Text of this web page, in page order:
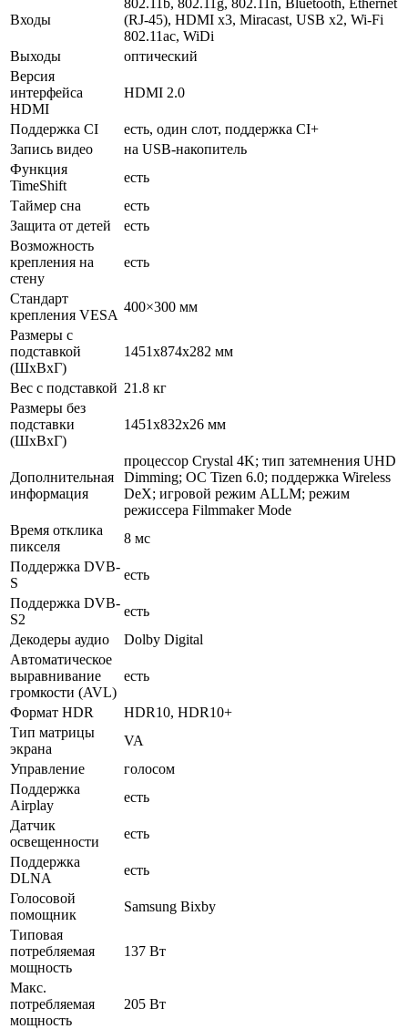
Входы
(RJ-45), HDMI x3, Miracast, USB x2, Wi-Fi
802.11ac, WiDi
Выходы
оптический
Версия
интерфейса
HDMI
HDMI 2.0
Поддержка CI
есть, один слот, поддержка CI+
Запись видео
на USB-накопитель
Функция
TimeShift
есть
Таймер сна
есть
Защита от детей
есть
Возможность
крепления на
стену
есть
Стандарт
крепления VESA
400×300 мм
Размеры с
подставкой
(ШxВxГ)
1451x874x282 мм
Вес с подставкой 21.8 кг
Размеры без
подставки
(ШxВxГ)
1451x832x26 мм
Дополнительная
информация
процессор Crystal 4K; тип затемнения UHD
Dimming; ОС Tizen 6.0; поддержка Wireless
DeX; игровой режим ALLM; режим
режиссера Filmmaker Mode
Время отклика
пикселя
8 мс
Поддержка DVB-
S
есть
Поддержка DVB-
S2
есть
Декодеры аудио
Dolby Digital
Автоматическое
выравнивание
громкости (AVL)
есть
Формат HDR
HDR10, HDR10+
Тип матрицы
экрана
VA
Управление
голосом
Поддержка
Airplay
есть
Датчик
освещенности
есть
Поддержка
DLNA
есть
Голосовой
помощник
Samsung Bixby
Типовая
потребляемая
мощность
137 Вт
Макс.
потребляемая
мощность
205 Вт